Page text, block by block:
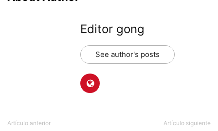
Editor gong
See author's posts
Artículo anterior Artículo siguiente